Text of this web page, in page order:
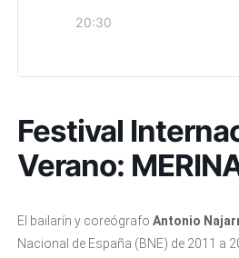
20:30
Festival
Verano:
El bailarín y coreógrafo Antonio
Nacional de España (BNE) de 2011 a